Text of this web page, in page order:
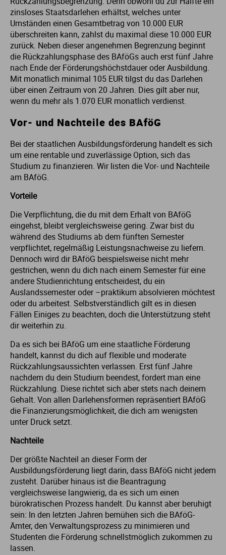
zinsloses Staatsdarlehen erhältst, welches unter
Umständen einen Gesamtbetrag von 10.000 EUR
überschreiten kann, zahlst du maximal diese 10.000 EUR
zurück. Neben dieser angenehmen Begrenzung beginnt
die Rückzahlungsphase des BAföGs auch erst fünf Jahre
nach Ende der Förderungshöchstdauer oder Ausbildung.
Mit monatlich minimal 105 EUR tilgst du das Darlehen
über einen Zeitraum von 20 Jahren. Dies gilt aber nur,
wenn du mehr als 1.070 EUR monatlich verdienst.
Vor- und Nachteile des BAföG
Bei der staatlichen Ausbildungsförderung handelt es sich
um eine rentable und zuverlässige Option, sich das
Studium zu finanzieren. Wir listen die Vor- und Nachteile
am BAföG.
Vorteile
Die Verpflichtung, die du mit dem Erhalt von BAföG
eingehst, bleibt vergleichsweise gering. Zwar bist du
während des Studiums ab dem fünften Semester
verpflichtet, regelmäßig Leistungsnachweise zu liefern.
Dennoch wird dir BAföG beispielsweise nicht mehr
gestrichen, wenn du dich nach einem Semester für eine
andere Studienrichtung entscheidest, du ein
Auslandssemester oder –praktikum absolvieren möchtest
oder du arbeitest. Selbstverständlich gilt es in diesen
Fällen Einiges zu beachten, doch die Unterstützung steht
dir weiterhin zu.
Da es sich bei BAföG um eine staatliche Förderung
handelt, kannst du dich auf flexible und moderate
Rückzahlungsaussichten verlassen. Erst fünf Jahre
nachdem du dein Studium beendest, fordert man eine
Rückzahlung. Diese richtet sich aber stets nach deinem
Gehalt. Von allen Darlehensformen repräsentiert BAföG
die Finanzierungsmöglichkeit, die dich am wenigsten
unter Druck setzt.
Nachteile
Der größte Nachteil an dieser Form der
Ausbildungsförderung liegt darin, dass BAföG nicht jedem
zusteht. Darüber hinaus ist die Beantragung
vergleichsweise langwierig, da es sich um einen
bürokratischen Prozess handelt. Du kannst aber beruhigt
sein: In den letzten Jahren bemühen sich die BAföG-
Ämter, den Verwaltungsprozess zu minimieren und
Studenten die Förderung schnellstmöglich zukommen zu
lassen.